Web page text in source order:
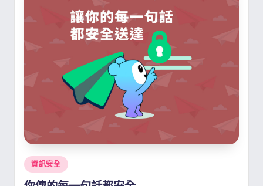
Posted
in
資訊安全